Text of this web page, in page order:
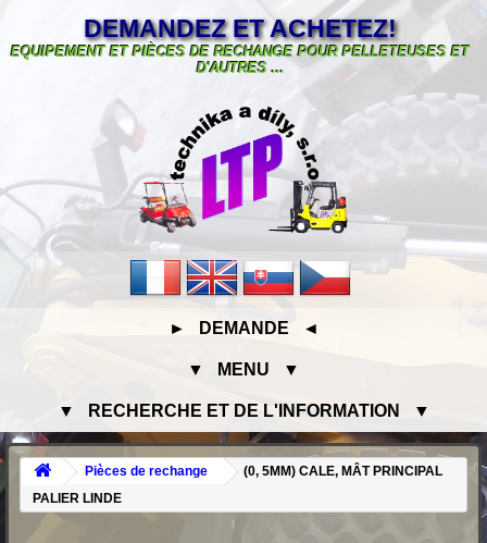
DEMANDEZ ET ACHETEZ!
EQUIPEMENT ET PIÈCES DE RECHANGE POUR PELLETEUSES ET
D'AUTRES ...
► DEMANDE ◄
▼ MENU ▼
▼ RECHERCHE ET DE L'INFORMATION ▼
Pièces de rechange
(0, 5MM) CALE, MÂT PRINCIPAL
PALIER LINDE